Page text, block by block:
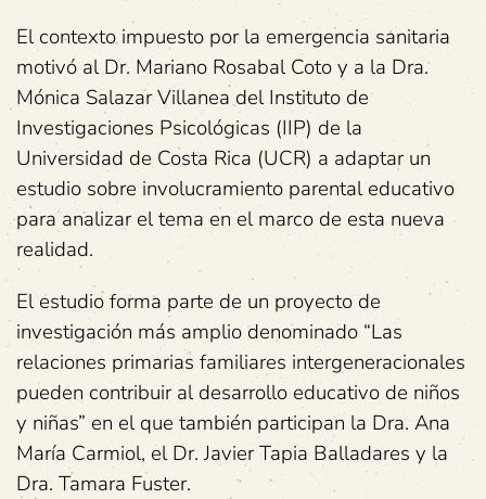
El contexto impuesto por la emergencia sanitaria
motivó al Dr. Mariano Rosabal Coto y a la Dra.
Mónica Salazar Villanea del Instituto de
Investigaciones Psicológicas (IIP) de la
Universidad de Costa Rica (UCR) a adaptar un
estudio sobre involucramiento parental educativo
para analizar el tema en el marco de esta nueva
realidad.
El estudio forma parte de un proyecto de
investigación más amplio denominado “Las
relaciones primarias familiares intergeneracionales
pueden contribuir al desarrollo educativo de niños
y niñas” en el que también participan la Dra. Ana
María Carmiol, el Dr. Javier Tapia Balladares y la
Dra. Tamara Fuster.